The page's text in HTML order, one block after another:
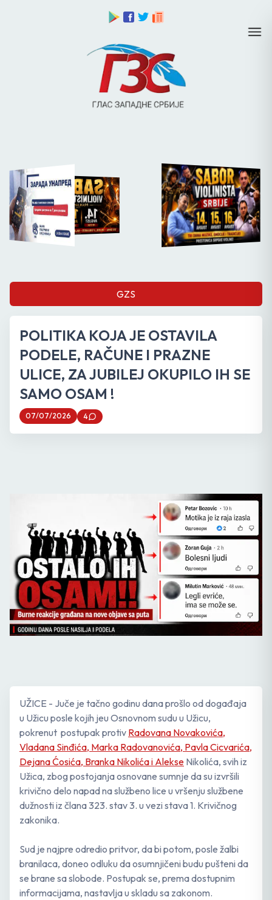
GZS
POLITIKA KOJA JE OSTAVILA
PODELE, RAČUNE I PRAZNE
ULICE, ZA JUBILEJ OKUPILO IH SE
SAMO OSAM !
07/07/2026 4
UŽICE - Juče je tačno godinu dana prošlo od događaja
u Užicu posle kojih jeu Osnovnom sudu u Užicu,
pokrenut postupak protiv Radovana Novakovića,
Vladana Sinđića, Marka Radovanovića, Pavla Cicvarića,
Dejana Ćosića, Branka Nikolića i Alekse Nikolića, svih iz
Užica, zbog postojanja osnovane sumnje da su izvršili
krivično delo napad na službeno lice u vršenju službene
dužnosti iz člana 323. stav 3. u vezi stava 1. Krivičnog
zakonika. ⁠
Sud je najpre odredio pritvor, da bi potom, posle žalbi
branilaca, doneo odluku da osumnjičeni budu pušteni da
se brane sa slobode. Postupak se, prema dostupnim
informacijama, nastavlja u skladu sa zakonom. ⁠